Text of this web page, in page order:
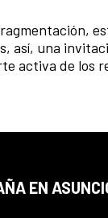
así, una
activa de los
EN